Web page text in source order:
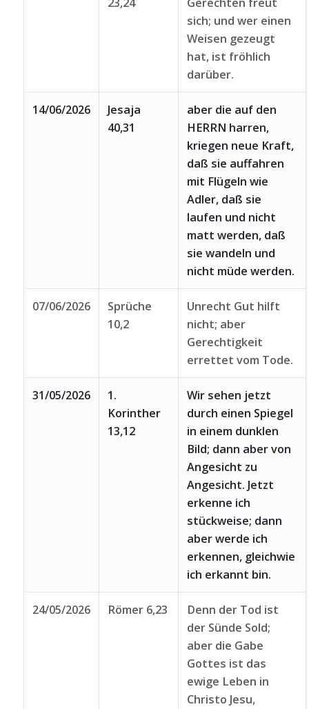
sich; und wer einen
Weisen gezeugt
hat, ist fröhlich
darüber.
14/06/2026
Jesaja
40,31
aber die auf den
HERRN harren,
kriegen neue Kraft,
daß sie auffahren
mit Flügeln wie
Adler, daß sie
laufen und nicht
matt werden, daß
sie wandeln und
nicht müde werden.
07/06/2026
Sprüche
10,2
Unrecht Gut hilft
nicht; aber
Gerechtigkeit
errettet vom Tode.
31/05/2026
1.
Korinther
13,12
Wir sehen jetzt
durch einen Spiegel
in einem dunklen
Bild; dann aber von
Angesicht zu
Angesicht. Jetzt
erkenne ich
stückweise; dann
aber werde ich
erkennen, gleichwie
ich erkannt bin.
24/05/2026 Römer 6,23
Denn der Tod ist
der Sünde Sold;
aber die Gabe
Gottes ist das
ewige Leben in
Christo Jesu,